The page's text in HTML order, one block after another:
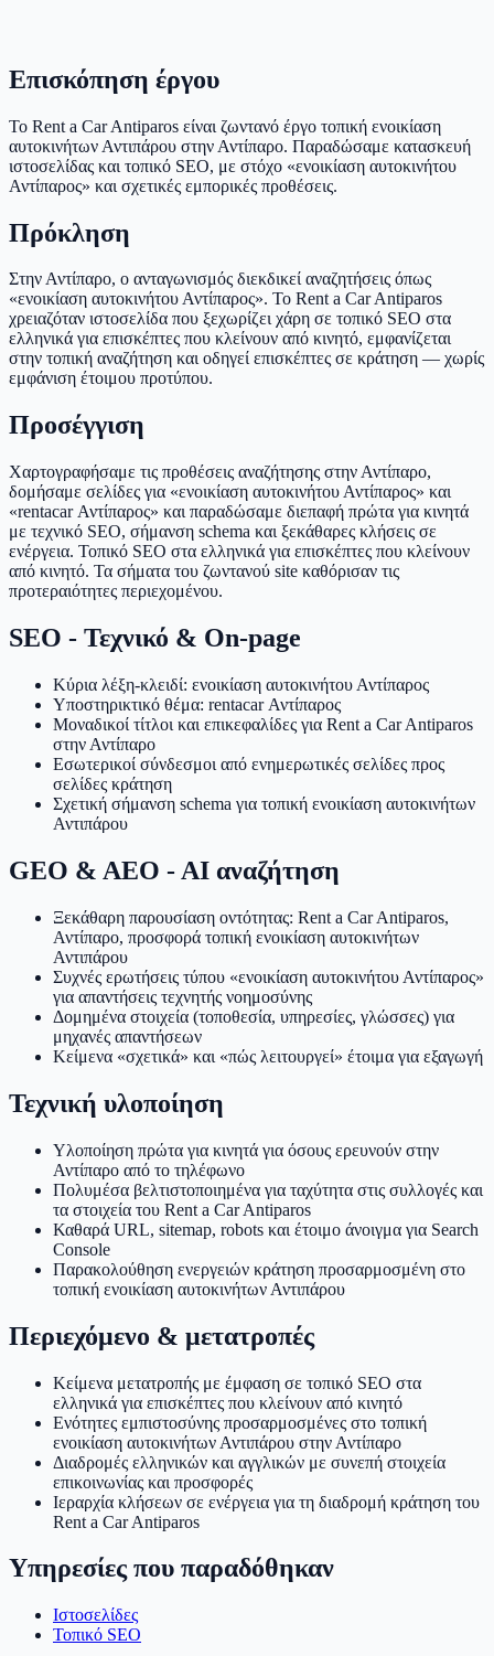
Επισκόπηση έργου
Το Rent a Car Antiparos είναι ζωντανό έργο τοπική ενοικίαση
αυτοκινήτων Αντιπάρου στην Αντίπαρο. Παραδώσαμε κατασκευή
ιστοσελίδας και τοπικό SEO, με στόχο «ενοικίαση αυτοκινήτου
Αντίπαρος» και σχετικές εμπορικές προθέσεις.
Πρόκληση
Στην Αντίπαρο, ο ανταγωνισμός διεκδικεί αναζητήσεις όπως
«ενοικίαση αυτοκινήτου Αντίπαρος». Το Rent a Car Antiparos
χρειαζόταν ιστοσελίδα που ξεχωρίζει χάρη σε τοπικό SEO στα
ελληνικά για επισκέπτες που κλείνουν από κινητό, εμφανίζεται
στην τοπική αναζήτηση και οδηγεί επισκέπτες σε κράτηση — χωρίς
εμφάνιση έτοιμου προτύπου.
Προσέγγιση
Χαρτογραφήσαμε τις προθέσεις αναζήτησης στην Αντίπαρο,
δομήσαμε σελίδες για «ενοικίαση αυτοκινήτου Αντίπαρος» και
«rentacar Αντίπαρος» και παραδώσαμε διεπαφή πρώτα για κινητά
με τεχνικό SEO, σήμανση schema και ξεκάθαρες κλήσεις σε
ενέργεια. Τοπικό SEO στα ελληνικά για επισκέπτες που κλείνουν
από κινητό. Τα σήματα του ζωντανού site καθόρισαν τις
προτεραιότητες περιεχομένου.
SEO - Τεχνικό & On-page
Κύρια λέξη-κλειδί: ενοικίαση αυτοκινήτου Αντίπαρος
Υποστηρικτικό θέμα: rentacar Αντίπαρος
Μοναδικοί τίτλοι και επικεφαλίδες για Rent a Car Antiparos
στην Αντίπαρο
Εσωτερικοί σύνδεσμοι από ενημερωτικές σελίδες προς
σελίδες κράτηση
Σχετική σήμανση schema για τοπική ενοικίαση αυτοκινήτων
Αντιπάρου
GEO & AEO - AI αναζήτηση
Ξεκάθαρη παρουσίαση οντότητας: Rent a Car Antiparos,
Αντίπαρο, προσφορά τοπική ενοικίαση αυτοκινήτων
Αντιπάρου
Συχνές ερωτήσεις τύπου «ενοικίαση αυτοκινήτου Αντίπαρος»
για απαντήσεις τεχνητής νοημοσύνης
Δομημένα στοιχεία (τοποθεσία, υπηρεσίες, γλώσσες) για
μηχανές απαντήσεων
Κείμενα «σχετικά» και «πώς λειτουργεί» έτοιμα για εξαγωγή
Τεχνική υλοποίηση
Υλοποίηση πρώτα για κινητά για όσους ερευνούν στην
Αντίπαρο από το τηλέφωνο
Πολυμέσα βελτιστοποιημένα για ταχύτητα στις συλλογές και
τα στοιχεία του Rent a Car Antiparos
Καθαρά URL, sitemap, robots και έτοιμο άνοιγμα για Search
Console
Παρακολούθηση ενεργειών κράτηση προσαρμοσμένη στο
τοπική ενοικίαση αυτοκινήτων Αντιπάρου
Περιεχόμενο & μετατροπές
Κείμενα μετατροπής με έμφαση σε τοπικό SEO στα
ελληνικά για επισκέπτες που κλείνουν από κινητό
Ενότητες εμπιστοσύνης προσαρμοσμένες στο τοπική
ενοικίαση αυτοκινήτων Αντιπάρου στην Αντίπαρο
Διαδρομές ελληνικών και αγγλικών με συνεπή στοιχεία
επικοινωνίας και προσφορές
Ιεραρχία κλήσεων σε ενέργεια για τη διαδρομή κράτηση του
Rent a Car Antiparos
Υπηρεσίες που παραδόθηκαν
Ιστοσελίδες
Τοπικό SEO